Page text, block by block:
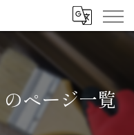
ページ一覧